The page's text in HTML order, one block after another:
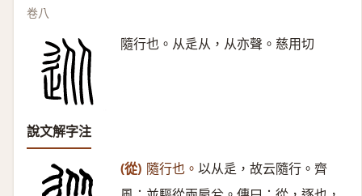
卷八
隨行也。从辵从，从亦聲。慈用切
說文解字注
(從) 隨行也。 以从辵，故云隨行。齊